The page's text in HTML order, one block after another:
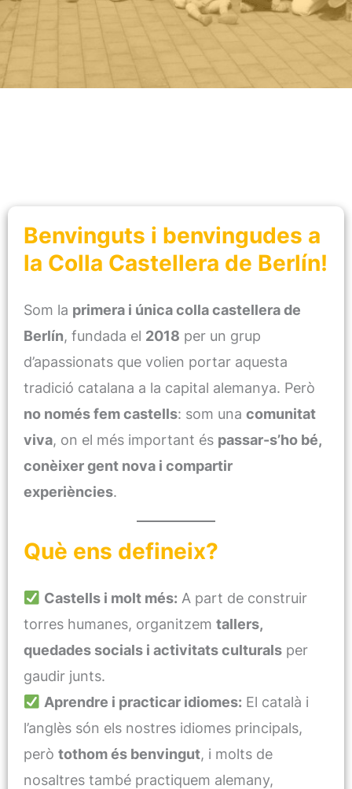
Benvinguts i benvingudes a
la Colla Castellera de Berlín!
Som la primera i única colla castellera de
Berlín, fundada el 2018 per un grup
d’apassionats que volien portar aquesta
tradició catalana a la capital alemanya. Però
no només fem castells: som una comunitat
viva, on el més important és passar-s’ho bé,
conèixer gent nova i compartir
experiències.
Què ens defineix?
Castells i molt més: A part de construir
torres humanes, organitzem tallers,
quedades socials i activitats culturals per
gaudir junts.
Aprendre i practicar idiomes: El català i
l’anglès són els nostres idiomes principals,
però tothom és benvingut, i molts de
nosaltres també practiquem alemany,